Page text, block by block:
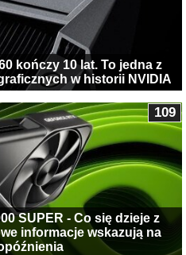
kończy 10 lat. To jedna z
w historii NVIDIA
SUPER - Co się dzieje z
informacje wskazują na
109